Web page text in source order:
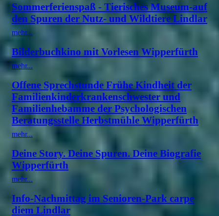
Sommerferienspaß - Tierisches Museum-auf
den Spuren der Nutz- und Wildtiere Lindlar
mehr...
Bilderbuchkino mit Vorlesen Wipperfürth
mehr...
Offene Sprechstunde Frühe Kindheit der
Familienkinderkrankenschwester und
Familienhebamme der Psychologischen
Beratungsstelle Herbstmühle Wipperfürth
mehr...
Deine Story. Deine Spuren. Deine Biografie
Wipperfürth
mehr...
Info-Nachmittag im Senioren-Park carpe
diem Lindlar